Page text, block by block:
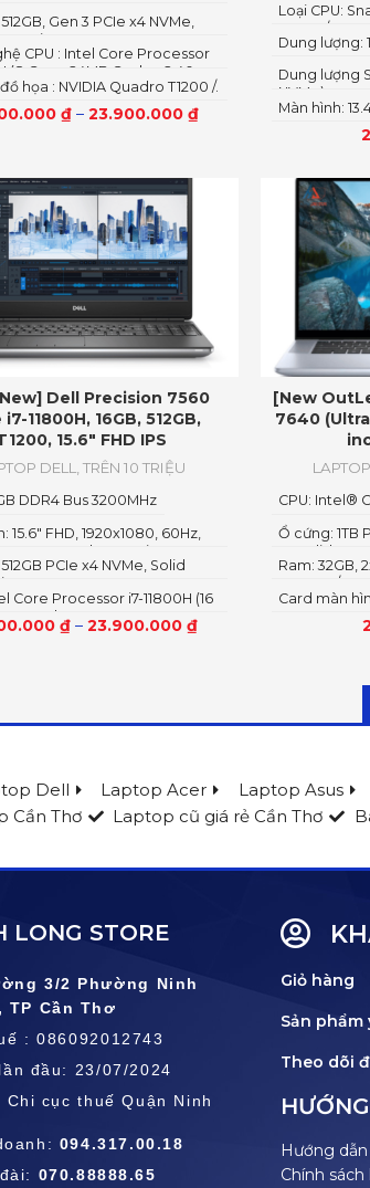
₫– 23.900.000 ₫
họa : NVIDIA Quadro T1200 /.
A2000
CPU : Intel Core Processor
(8 Core, 24MB Cache, 2.40
GHz, 45W)
Gen 3 PCIe x4 NVMe,
Drive
Màn hình:
Dung lượng
NVMe)
Dung lượng:
Loại CPU:
100, 12 / 12
Dell Precision 7560
11800H, 16GB, 512GB,
15.6″ FHD IPS
DELL TRÊN 10 TRIỆU
₫ –23.900.000₫
Core Processor i7-11800H (16
Cache, 2.30GHz to
45W, vPro)
PCIe x4 NVMe, Solid
15.6" FHD, 1920x1080, 60Hz,
Non-Touch, 300 Nits, IR
WLAN
DDR4 Bus 3200MHz
[New
7640 (Ultra
Card màn
Ram: 32GB,
6400MT/s
Ổ cứng: 1TB
35 Solid
CPU: Intel®
Dell Laptop Acer Laptop Asus
Cần Thơ Laptop cũ giá rẻ Cần Thơ
LONG STORE
3/2 Phường Ninh
TP Cần Thơ
: 086092012743
đầu: 23/07/2024
Chi cục thuế Quận Ninh
094.317.00.18
070.88888.65
Giỏ hàng
Sản phẩm
Theo dõi
Hướng
Chính